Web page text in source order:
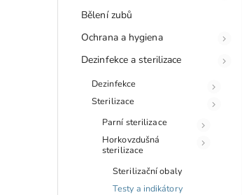
Bělení zubů
Ochrana a hygiena
Dezinfekce a sterilizace
Dezinfekce
Sterilizace
Parní sterilizace
Horkovzdušná
sterilizace
Sterilizační obaly
Testy a indikátory